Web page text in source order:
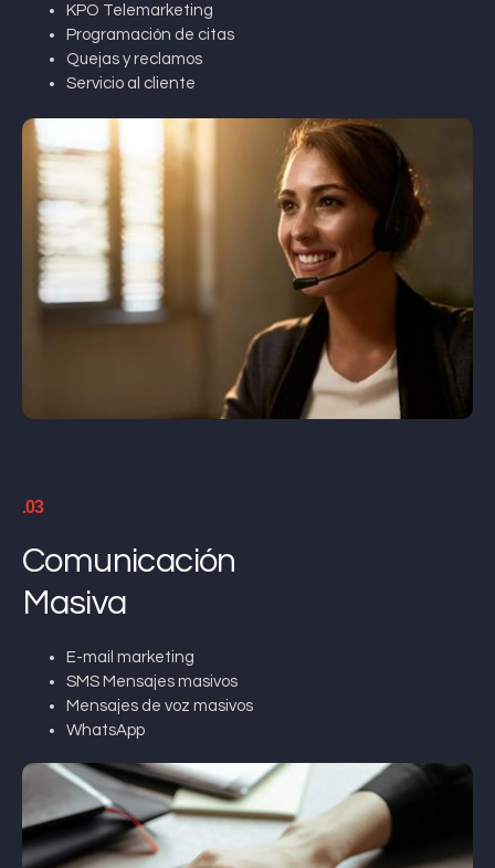
KPO Telemarketing
Programación de citas
Quejas y reclamos
Servicio al cliente
.03
Comunicación
Masiva
E-mail marketing
SMS Mensajes masivos
Mensajes de voz masivos
WhatsApp